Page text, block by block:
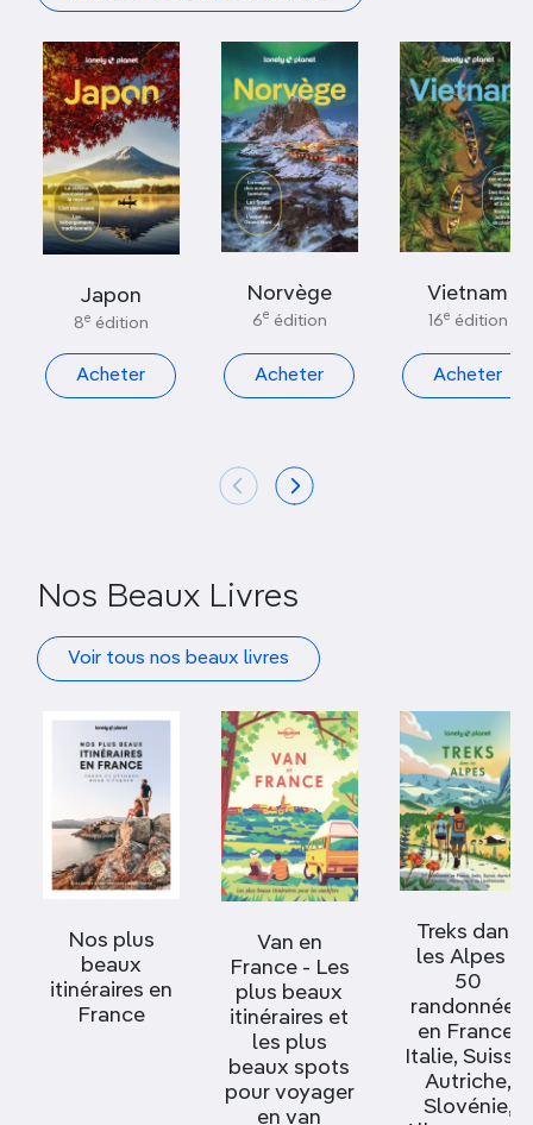
Japon
8e édition
Acheter
Norvège
6e édition
Acheter
Vietnam
16e édition
Acheter
Nos Beaux Livres
Nos plus
beaux
itinéraires en
France
Van en
France - Les
plus beaux
itinéraires et
les plus
beaux spots
pour voyager
en van
Treks dans
les Alpes -
50
randonnées
en France,
Italie, Suisse,
Autriche,
Slovénie,
Voir tous nos beaux livres